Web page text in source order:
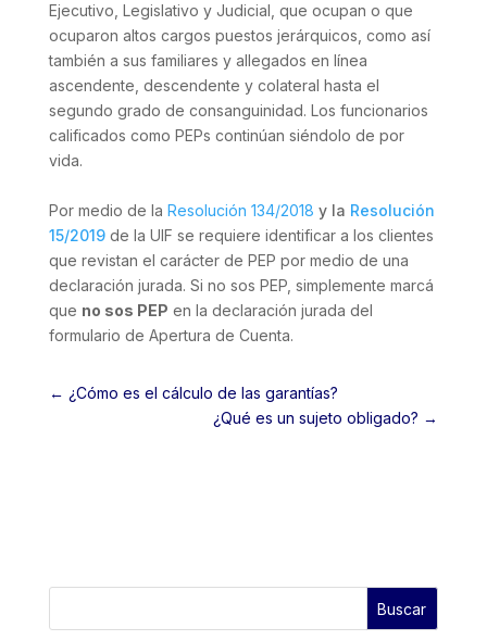
Ejecutivo, Legislativo y Judicial, que ocupan o que
ocuparon altos cargos puestos jerárquicos, como así
también a sus familiares y allegados en línea
ascendente, descendente y colateral hasta el
segundo grado de consanguinidad. Los funcionarios
calificados como PEPs continúan siéndolo de por
vida.
Por medio de la Resolución 134/2018 y la Resolución
15/2019de la UIF se requiere identificar a los clientes
que revistan el carácter de PEP por medio de una
declaración jurada. Si no sos PEP, simplemente marcá
que no sos PEP en la declaración jurada del
formulario de Apertura de Cuenta.
← ¿Cómo es el cálculo de las garantías?
¿Qué es un sujeto obligado? →